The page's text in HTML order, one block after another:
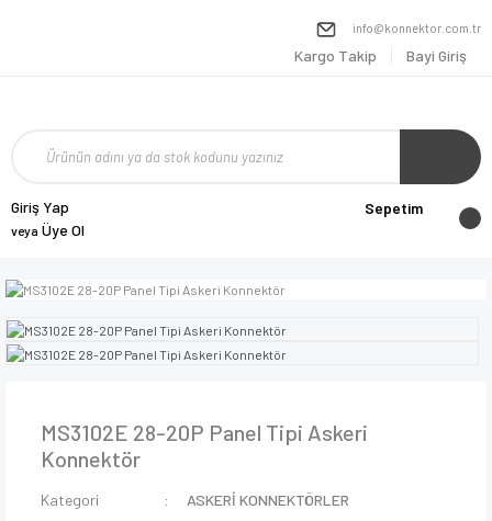
info@konnektor.com.tr
Kargo Takip Bayi Giriş
Giriş Yap
veya Üye Ol
Sepetim
MS3102E 28-20P Panel Tipi Askeri
Konnektör
Kategori
ASKERİ KONNEKTÖRLER